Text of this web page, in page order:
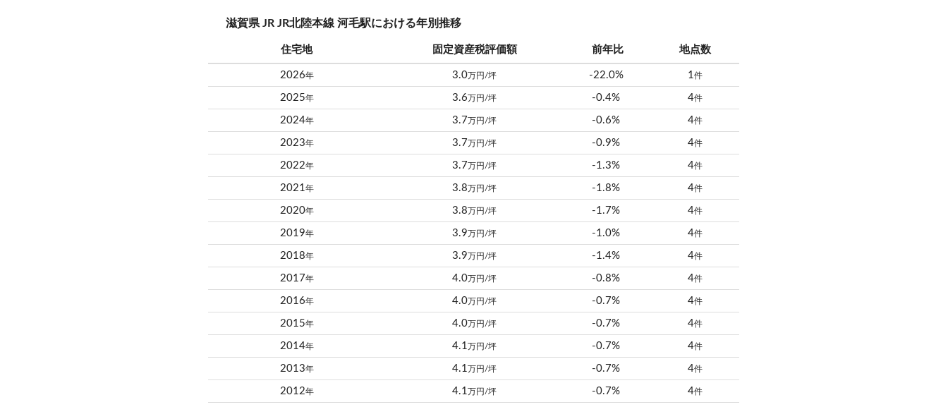
滋賀県 JR JR北陸本線 河毛駅における年別推移
住宅地 固定資産税評価額 前年比 地点数
2026年 3.0万円/坪 -22.0% 1件
2025年 3.6万円/坪 -0.4% 4件
2024年 3.7万円/坪 -0.6% 4件
2023年 3.7万円/坪 -0.9% 4件
2022年 3.7万円/坪 -1.3% 4件
2021 年 3.8万円/坪 -1.8% 4件
2020年 3.8万円/坪 -1.7% 4件
2019年 3.9万円/坪 -1.0% 4件
2018年 3.9万円/坪 -1.4% 4件
2017年 4.0万円/坪 -0.8% 4件
2016年 4.0万円/坪 -0.7% 4件
2015年 4.0万円/坪 -0.7% 4件
2014年 4.1万円/坪 -0.7% 4件
2013年 4.1万円/坪 -0.7% 4件
2012年 4.1万円/坪 -0.7% 4件